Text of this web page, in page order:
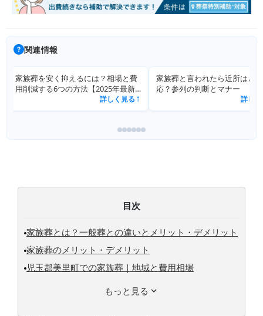
関連情報
家族葬と言われたら近所はどう対
応？参列の判断とマナー
詳しく見る↗
家族葬の服装・マナーを完全解
詳しく
目次
家族葬とは？一般葬との違いとメリット・デメリット
家族葬のメリット・デメリット
児玉郡美里町での家族葬｜地域と費用相場
もっと見る